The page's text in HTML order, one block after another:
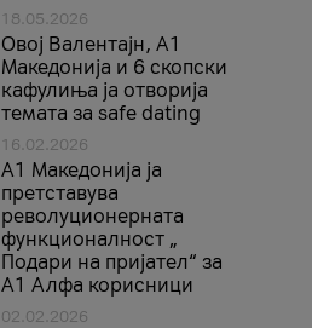
18.05.2026
Овој Валентајн, A1
Македонија и 6 скопски
кафулиња ја отворија
темата за safe dating
16.02.2026
А1 Македонија ја
претставува
револуционерната
функционалност „
Подари на пријател“ за
А1 Алфа корисници
02.02.2026